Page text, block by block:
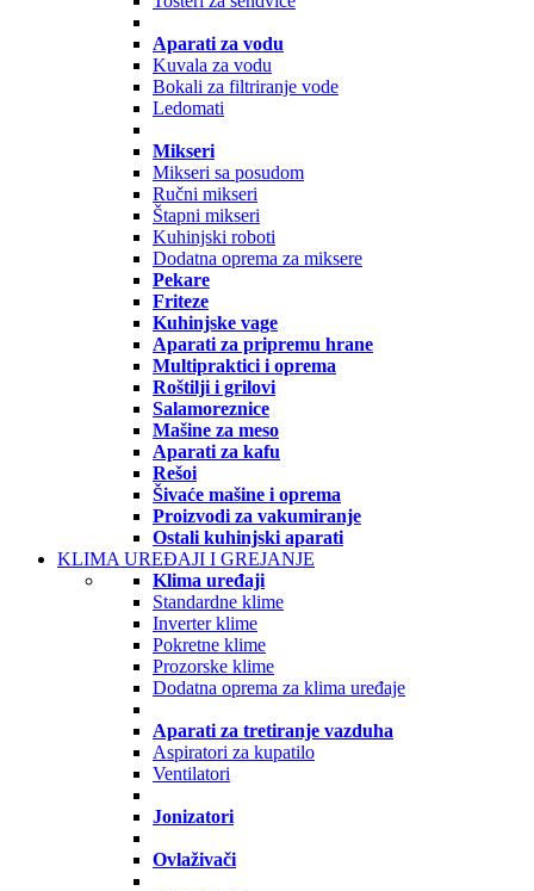
Aparati za vodu
Kuvala za vodu
Bokali za filtriranje vode
Ledomati
Mikseri
Mikseri sa posudom
Ručni mikseri
Štapni mikseri
Kuhinjski roboti
Dodatna oprema za miksere
Pekare
Friteze
Kuhinjske vage
Aparati za pripremu hrane
Multipraktici i oprema
Roštilji i grilovi
Salamoreznice
Mašine za meso
Aparati za kafu
Rešoi
Šivaće mašine i oprema
Proizvodi za vakumiranje
Ostali kuhinjski aparati
KLIMA UREĐAJI I GREJANJE
Klima uređaji
Standardne klime
Inverter klime
Pokretne klime
Prozorske klime
Dodatna oprema za klima uređaje
Aparati za tretiranje vazduha
Aspiratori za kupatilo
Ventilatori
Jonizatori
Ovlaživači